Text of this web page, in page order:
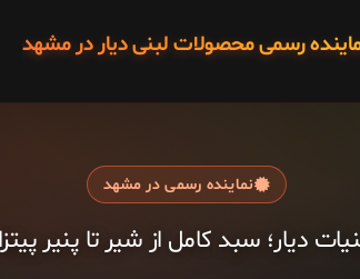
رسمی محصولات لبنی دیار در مشهد
نماینده رسمی در مشهد
دیار؛ سبد کامل از شیر تا پنیر پیتزا